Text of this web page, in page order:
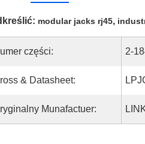
modular jacks rj45,
części: 2-
& Datasheet:
Munafactuer: